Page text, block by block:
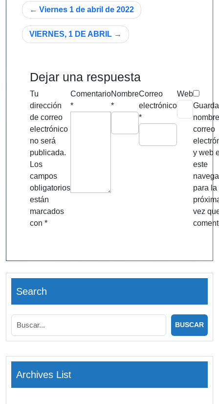
Navegación
de
entradas
Viernes 1 de abril de 2022
VIERNES, 1 DE ABRIL
Dejar una respuesta
Tu
dirección
de correo
electrónico
no será
publicada.
Los
campos
obligatorios
están
marcados
con *
Comentario
*
Nombre
*
Correo
electrónico
*
Web
correo
y web
este
para la
vez
Search
Archives List